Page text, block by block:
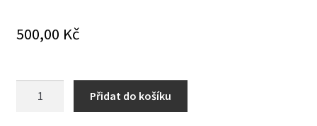
500,00 Kč
Přidat do košíku